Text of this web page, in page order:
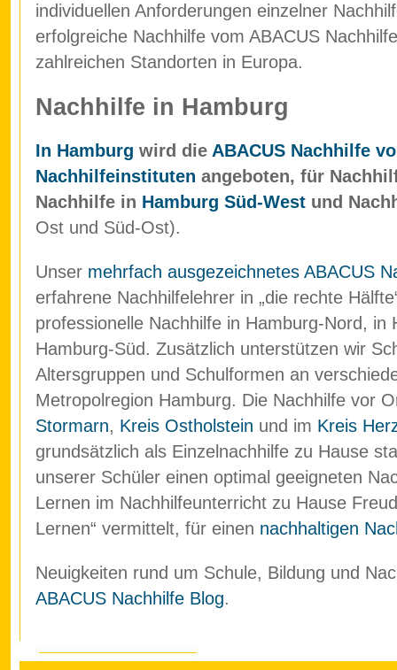
individuellen Anforderungen einzelner
erfolgreiche Nachhilfe vom ABACUS
zahlreichen Standorten in Europa.
Nachhilfe in Hamburg
In Hamburg wird die ABACUS Nachhilfe
Nachhilfeinstituten angeboten, für
Nachhilfe in Hamburg Süd-West und
Ost und Süd-Ost).
Unser mehrfach ausgezeichnetes ABACUS
erfahrene Nachhilfelehrer in „die rechte
professionelle Nachhilfe in Hamburg-Nord, in
Hamburg-Süd. Zusätzlich unterstützen wir
Altersgruppen und Schulformen an
Metropolregion Hamburg. Die Nachhilfe vor
Stormarn, Kreis Ostholstein und im Kreis
grundsätzlich als Einzelnachhilfe zu Hause
unserer Schüler einen optimal geeigneten
Lernen im Nachhilfeunterricht zu Hause
Lernen“ vermittelt, für einen nachhaltigen
Neuigkeiten rund um Schule, Bildung und
ABACUS Nachhilfe Blog.